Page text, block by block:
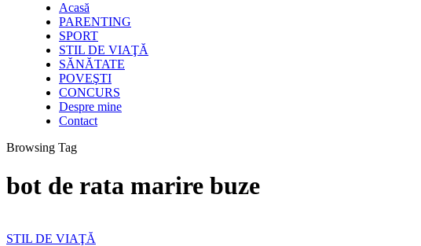
Acasă
PARENTING
SPORT
STIL DE VIAŢĂ
SĂNĂTATE
POVEŞTI
CONCURS
Despre mine
Contact
Browsing Tag
bot de rata marire buze
STIL DE VIAŢĂ